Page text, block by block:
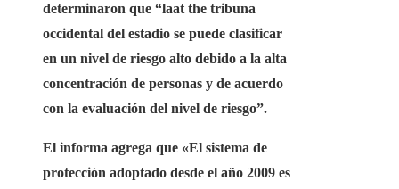
determinaron que “laat the tribuna
occidental del estadio se puede clasificar
en un nivel de riesgo alto debido a la alta
concentración de personas y de acuerdo
con la evaluación del nivel de riesgo”.
El informa agrega que «El sistema de
protección adoptado desde el año 2009 es